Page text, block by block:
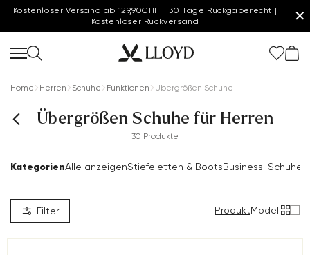
Kostenloser Versand ab 129,90CHF | 30 Tage Rückgaberecht |
Kostenloser Rückversand
✕
Home Herren Schuhe Funktionen Übergrößen Schuhe
Übergrößen Schuhe für Herren
30 Produkte
KategorienAlle anzeigenStiefeletten & BootsBusiness-Schuhe
Filter ProduktModel|